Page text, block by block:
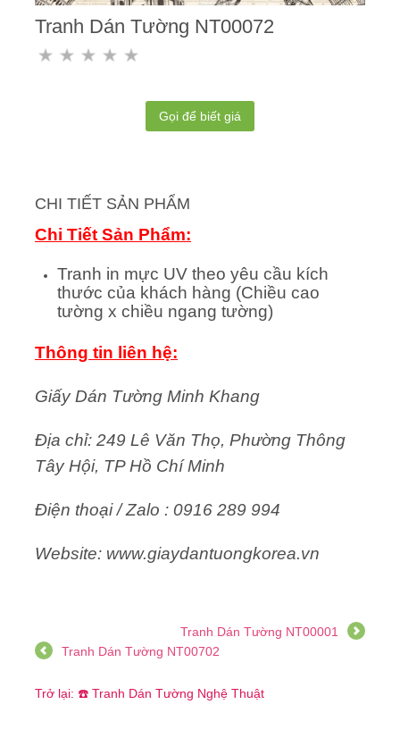
Tranh Dán Tường NT00072
Gọi để biết giá
CHI TIẾT SẢN PHẨM
Chi Tiết Sản Phẩm:
Tranh in mực UV theo yêu cầu kích
thước của khách hàng (Chiều cao
tường x chiều ngang tường)
Thông tin liên hệ:
Giấy Dán Tường Minh Khang
Địa chỉ: 249 Lê Văn Thọ, Phường Thông
Tây Hội, TP Hồ Chí Minh
Điện thoại / Zalo : 0916 289 994
Website: www.giaydantuongkorea.vn
Tranh Dán Tường NT00001
Tranh Dán Tường NT00702
Trở lại: ☎️ Tranh Dán Tường Nghệ Thuật